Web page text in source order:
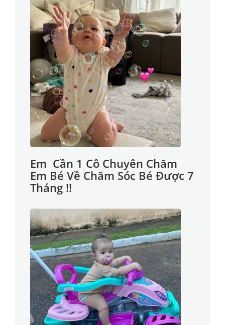
Em Cần 1 Cô Chuyên Chăm
Em Bé Về Chăm Sóc Bé Được 7
Tháng !!